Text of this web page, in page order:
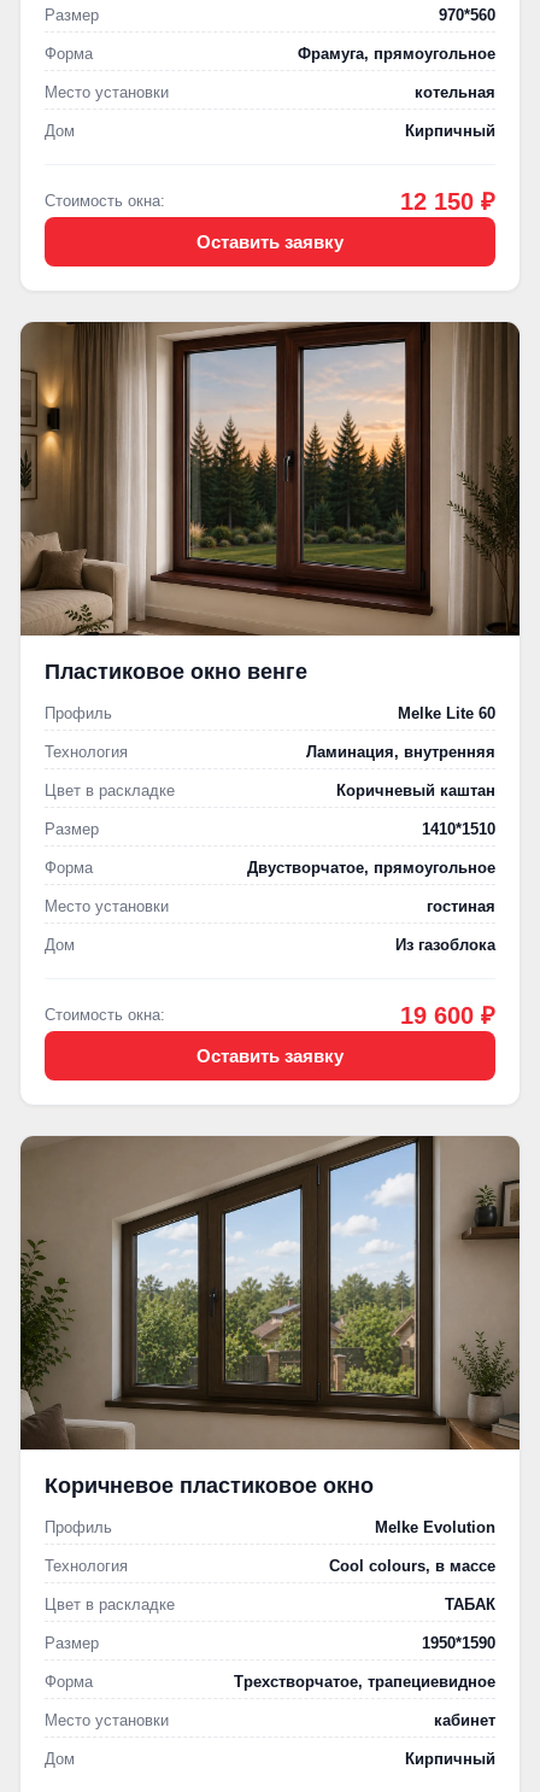
Размер 970*560
Форма Фрамуга, прямоугольное
Место установки котельная
Дом Кирпичный
Стоимость окна: 12 150 ₽
Оставить заявку
Пластиковое окно венге
Профиль Melke Lite 60
Технология Ламинация, внутренняя
Цвет в раскладке Коричневый каштан
Размер 1410*1510
Форма Двустворчатое, прямоугольное
Место установки гостиная
Дом Из газоблока
Стоимость окна: 19 600 ₽
Оставить заявку
Коричневое пластиковое окно
Профиль Melke Evolution
Технология Cool colours, в массе
Цвет в раскладке ТАБАК
Размер 1950*1590
Форма Трехстворчатое, трапециевидное
Место установки кабинет
Дом Кирпичный